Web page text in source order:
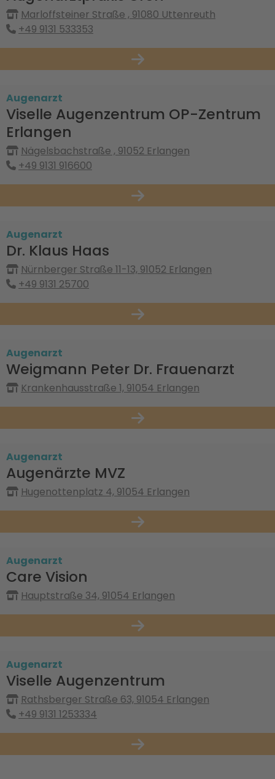
Marloffsteiner Straße , 91080 Uttenreuth
+49 9131 533353
Augenarzt
Viselle Augenzentrum OP-Zentrum
Erlangen
Nägelsbachstraße , 91052 Erlangen
+49 9131 916600
Augenarzt
Dr. Klaus Haas
Nürnberger Straße 11-13, 91052 Erlangen
+49 9131 25700
Augenarzt
Weigmann Peter Dr. Frauenarzt
Krankenhausstraße 1, 91054 Erlangen
Augenarzt
Augenärzte MVZ
Hugenottenplatz 4, 91054 Erlangen
Augenarzt
Care Vision
Hauptstraße 34, 91054 Erlangen
Augenarzt
Viselle Augenzentrum
Rathsberger Straße 63, 91054 Erlangen
+49 9131 1253334